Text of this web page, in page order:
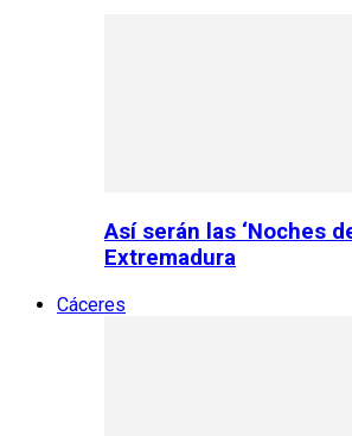
Así serán las ‘Noches
Extremadura
Cáceres